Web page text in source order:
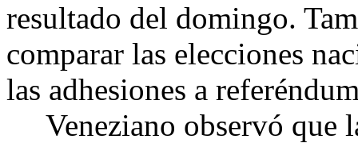
resultado del domingo.
comparar las elecciones
las adhesiones a
Veneziano observó que